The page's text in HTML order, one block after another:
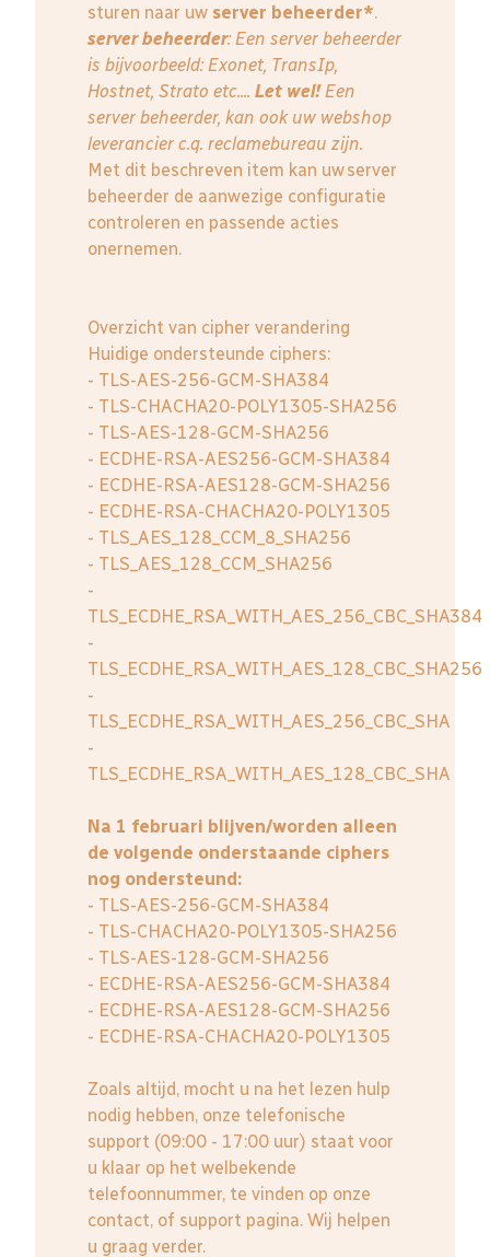
sturen naar uw server beheerder*.
server beheerder: Een server beheerder
is bijvoorbeeld: Exonet, TransIp,
Hostnet, Strato etc.... Let wel!Een
server beheerder, kan ook uw webshop
leverancier c.q. reclamebureau zijn.
Met dit beschreven item kan uw server
beheerder de aanwezige configuratie
controleren en passende acties
onernemen.
Overzicht van cipher verandering
Huidige ondersteunde ciphers:
- TLS-AES-256-GCM-SHA384
- TLS-CHACHA20-POLY1305-SHA256
- TLS-AES-128-GCM-SHA256
- ECDHE-RSA-AES256-GCM-SHA384
- ECDHE-RSA-AES128-GCM-SHA256
- ECDHE-RSA-CHACHA20-POLY1305
- TLS_AES_128_CCM_8_SHA256
- TLS_AES_128_CCM_SHA256
-
TLS_ECDHE_RSA_WITH_AES_256_CBC_SHA384
-
TLS_ECDHE_RSA_WITH_AES_128_CBC_SHA256
-
TLS_ECDHE_RSA_WITH_AES_256_CBC_SHA
-
TLS_ECDHE_RSA_WITH_AES_128_CBC_SHA
Na 1 februari blijven/worden alleen
de volgende onderstaande ciphers
nog ondersteund:
- TLS-AES-256-GCM-SHA384
- TLS-CHACHA20-POLY1305-SHA256
- TLS-AES-128-GCM-SHA256
- ECDHE-RSA-AES256-GCM-SHA384
- ECDHE-RSA-AES128-GCM-SHA256
- ECDHE-RSA-CHACHA20-POLY1305
Zoals altijd, mocht u na het lezen hulp
nodig hebben, onze telefonische
support (09:00 - 17:00 uur) staat voor
u klaar op het welbekende
telefoonnummer, te vinden op onze
contact, of support pagina. Wij helpen
u graag verder.